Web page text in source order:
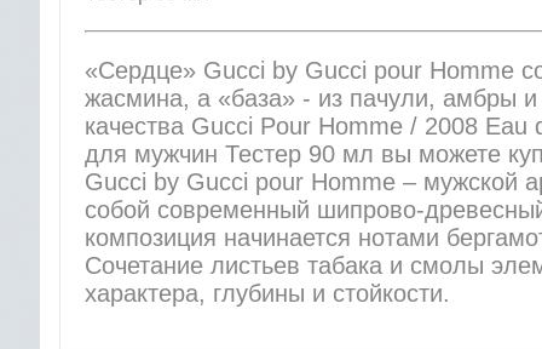
«Сердце» Gucci by Gucci pour Homme
жасмина, а «база» - из пачули, амбры
качества Gucci Pour Homme / 2008 Eau
для мужчин Тестер 90 мл вы можете
Gucci by Gucci pour Homme – мужской
собой современный шипрово-
композиция начинается нотами
Сочетание листьев табака и смолы
характера, глубины и стойкости.